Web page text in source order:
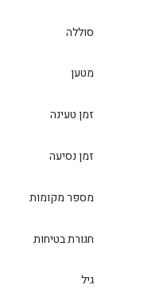
סוללה
מטען
זמן טעינה
זמן נסיעה
מספר מקומות
חגורת בטיחות
גיל